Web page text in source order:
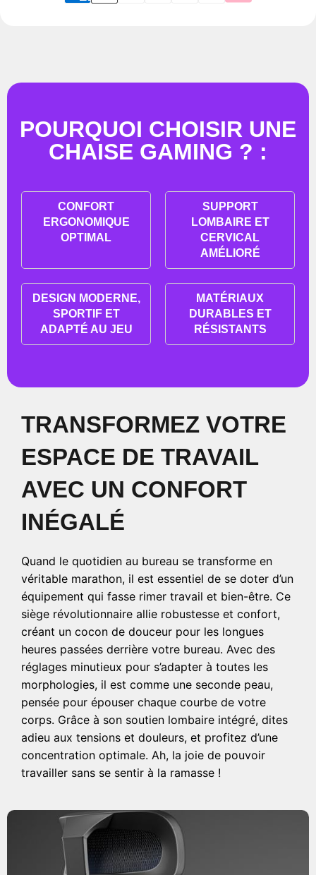
POURQUOI CHOISIR UNE
CHAISE GAMING ? :
CONFORT
ERGONOMIQUE
OPTIMAL
SUPPORT
LOMBAIRE ET
CERVICAL
AMÉLIORÉ
DESIGN MODERNE,
SPORTIF ET
ADAPTÉ AU JEU
MATÉRIAUX
DURABLES ET
RÉSISTANTS
TRANSFORMEZ VOTRE
ESPACE DE TRAVAIL
AVEC UN CONFORT
INÉGALÉ
Quand le quotidien au bureau se transforme en
véritable marathon, il est essentiel de se doter d’un
équipement qui fasse rimer travail et bien-être. Ce
siège révolutionnaire allie robustesse et confort,
créant un cocon de douceur pour les longues
heures passées derrière votre bureau. Avec des
réglages minutieux pour s’adapter à toutes les
morphologies, il est comme une seconde peau,
pensée pour épouser chaque courbe de votre
corps. Grâce à son soutien lombaire intégré, dites
adieu aux tensions et douleurs, et profitez d’une
concentration optimale. Ah, la joie de pouvoir
travailler sans se sentir à la ramasse !